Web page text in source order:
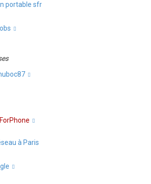
portable sfr
à Paris